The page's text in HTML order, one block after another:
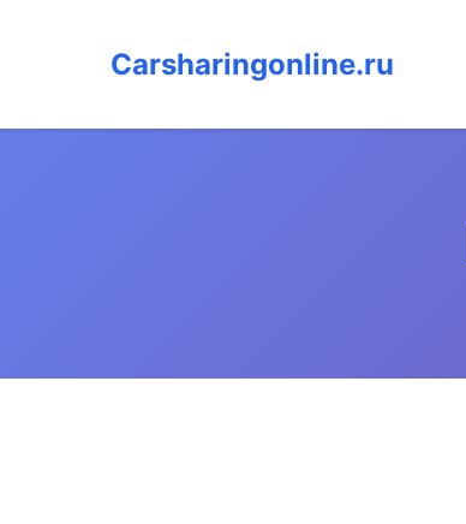
Carsharingonline.ru